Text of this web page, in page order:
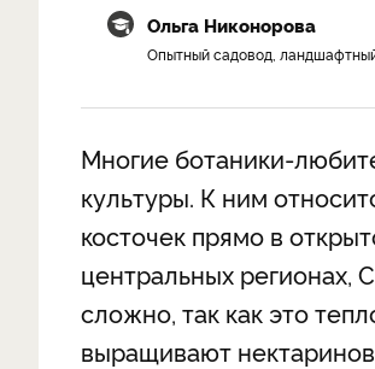
Ольга Никонорова
Опытный садовод,
Многие ботаники-
культуры. К ним
косточек прямо в
центральных регионах,
сложно, так как это
выращивают